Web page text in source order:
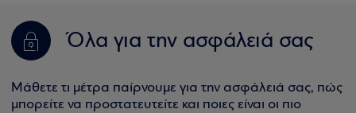
Όλα για την ασφάλειά σας
Μάθετε τι μέτρα παίρνουμε για την ασφάλειά σας, πώς
μπορείτε να προστατευτείτε και ποιες είναι οι πιο